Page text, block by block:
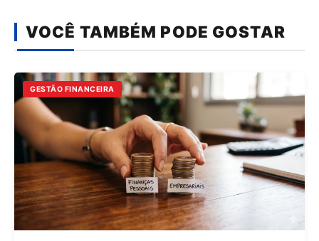
VOCÊ TAMBÉM PODE GOSTAR
GESTÃO FINANCEIRA